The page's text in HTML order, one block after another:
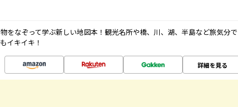
をなぞって学ぶ新しい地図本！観光名所や橋、川、湖、半島など旅気分で
イキイキ！
詳細を見る